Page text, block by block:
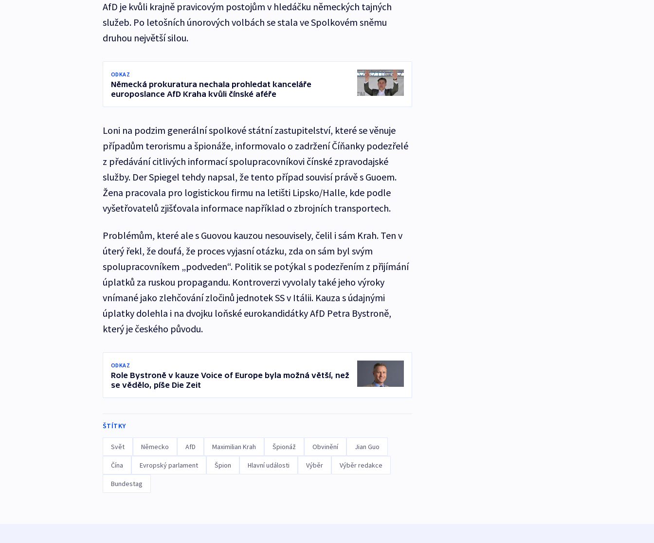
AfD je kvůli krajně pravicovým postojům v hledáčku německých tajných
služeb. Po letošních únorových volbách se stala ve Spolkovém sněmu
druhou největší silou.
ODKAZ
Německá prokuratura nechala prohledat kanceláře
europoslance AfD Kraha kvůli čínské aféře
Loni na podzim generální spolkové státní zastupitelství, které se věnuje
případům terorismu a špionáže, informovalo o zadržení Číňanky podezřelé
z předávání citlivých informací spolupracovníkovi čínské zpravodajské
služby. Der Spiegel tehdy napsal, že tento případ souvisí právě s Guoem.
Žena pracovala pro logistickou firmu na letišti Lipsko/Halle, kde podle
vyšetřovatelů zjišťovala informace například o zbrojních transportech.
Problémům, které ale s Guovou kauzou nesouvisely, čelil i sám Krah. Ten v
úterý řekl, že doufá, že proces vyjasní otázku, zda on sám byl svým
spolupracovníkem „podveden“. Politik se potýkal s podezřením z přijímání
úplatků za ruskou propagandu. Kontroverzi vyvolaly také jeho výroky
vnímané jako zlehčování zločinů jednotek SS v Itálii. Kauza s údajnými
úplatky dolehla i na dvojku loňské eurokandidátky AfD Petra Bystroně,
který je českého původu.
ODKAZ
Role Bystroně v kauze Voice of Europe byla možná větší, než
se vědělo, píše Die Zeit
ŠTÍTKY
Svět Německo AfD Maximilian Krah Špionáž Obvinění Jian Guo
Čína Evropský parlament Špion Hlavní události Výběr Výběr redakce
Bundestag